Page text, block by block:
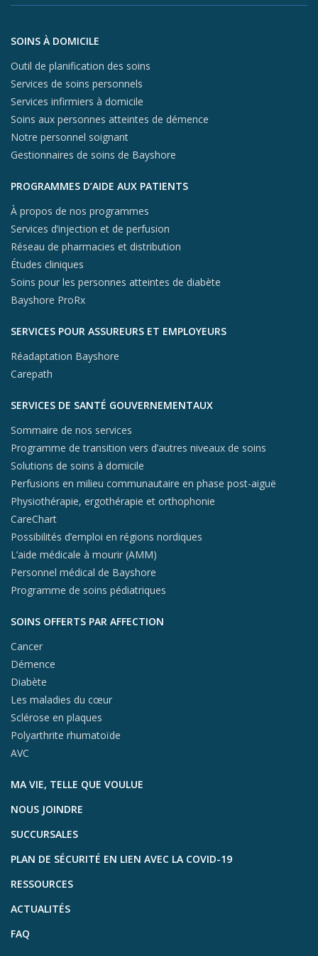
Aller au contenu du pied de page
SOINS À DOMICILE
Outil de planification des soins
Services de soins personnels
Services infirmiers à domicile
Soins aux personnes atteintes de démence
Notre personnel soignant
Gestionnaires de soins de Bayshore
PROGRAMMES D’AIDE AUX PATIENTS
À propos de nos programmes
Services d’injection et de perfusion
Réseau de pharmacies et distribution
Études cliniques
Soins pour les personnes atteintes de diabète
Bayshore ProRx
SERVICES POUR ASSUREURS ET EMPLOYEURS
Réadaptation Bayshore
Carepath
SERVICES DE SANTÉ GOUVERNEMENTAUX
Sommaire de nos services
Programme de transition vers d’autres niveaux de soins
Solutions de soins à domicile
Perfusions en milieu communautaire en phase post-aiguë
Physiothérapie, ergothérapie et orthophonie
CareChart
Possibilités d’emploi en régions nordiques
L’aide médicale à mourir (AMM)
Personnel médical de Bayshore
Programme de soins pédiatriques
SOINS OFFERTS PAR AFFECTION
Cancer
Démence
Diabète
Les maladies du cœur
Sclérose en plaques
Polyarthrite rhumatoïde
AVC
MA VIE, TELLE QUE VOULUE
NOUS JOINDRE
SUCCURSALES
PLAN DE SÉCURITÉ EN LIEN AVEC LA COVID-19
RESSOURCES
ACTUALITÉS
FAQ